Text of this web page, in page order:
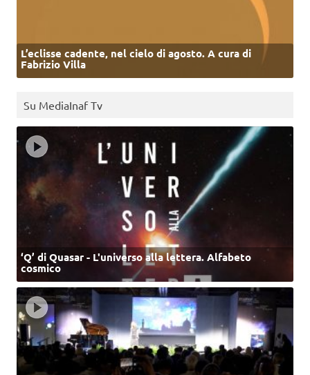
L’eclisse cadente, nel cielo di agosto. A cura di
Fabrizio Villa
Su MediaInaf Tv
‘Q’ di Quasar - L'universo alla lettera. Alfabeto
cosmico